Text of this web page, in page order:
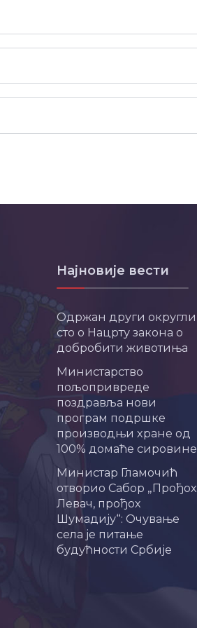
Најновије вести
Одржан други округли
сто о Нацрту закона о
добробити животиња
Министарство
пољопривреде
поздравља нови
програм подршке
производњи хране од
100% домаће сировине
Министар Гламочић
отворио Сабор „Прођох
Левач, прођох
Шумадију“: Очување
села је питање
будућности Србије